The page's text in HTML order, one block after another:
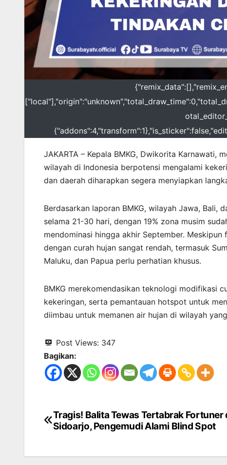
JAKARTA – Kepala BMKG, Dwikorita Karnawati,
wilayah di Indonesia berpotensi mengalami
dan daerah diharapkan segera menyiapkan
Berdasarkan laporan BMKG, wilayah Jawa, Bali,
selama 21-30 hari, dengan 19% zona musim
mendominasi hingga akhir September.
dengan curah hujan sangat rendah, termasuk
Maluku, dan Papua perlu perhatian khusus.
BMKG merekomendasikan teknologi modifikasi
kekeringan, serta pemantauan hotspot untuk
diimbau untuk memanen air hujan di wilayah
Post Views: 347
Bagikan:
Navigasi
Tragis! Balita Tewas Tertabrak Fortuner
Sidoarjo, Pengemudi Alami Blind Spot